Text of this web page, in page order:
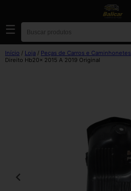
☰
Início / Loja / Peças de Carros e Caminhonetes
Direito Hb20x 2015 A 2019 Original